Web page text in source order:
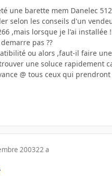
une barette mem Danelec
selon les conseils d'un
,mais lorsque je l'ai
pas ??
ou alors ,faut-il faire
une soluce rapidement
@ tous ceux qui
200322 a